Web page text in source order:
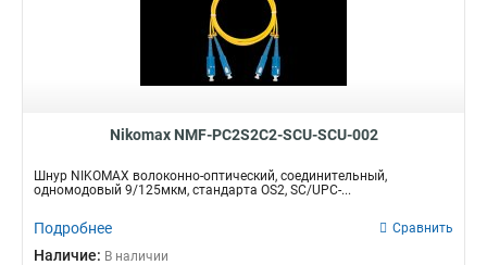
Nikomax NMF-PC2S2C2-SCU-SCU-002
Шнур NIKOMAX волоконно-оптический, соединительный,
одномодовый 9/125мкм, стандарта OS2, SC/UPC-...
Подробнее Сравнить
Наличие: В наличии